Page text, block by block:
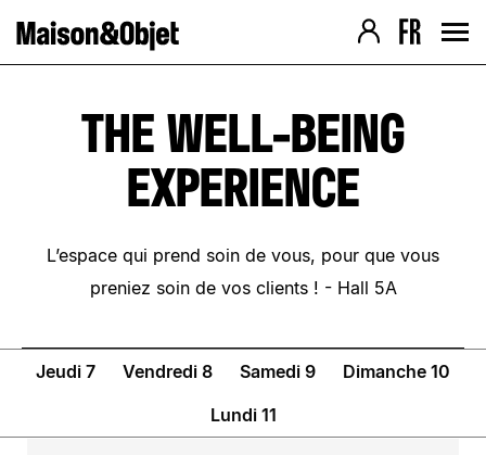
Navigation version Desktop
› Aller au contenu
› Retour au menu
Contenu de la page
› Aller au pied de page
› Retour au menu
THE WELL-BEING
EXPERIENCE
L’espace qui prend soin de vous, pour que vous
preniez soin de vos clients ! - Hall 5A
Jeudi 7 Vendredi 8 Samedi 9
Dimanche 10
Lundi 11